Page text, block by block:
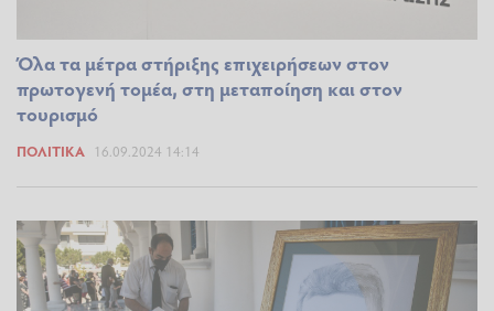
Όλα τα μέτρα στήριξης επιχειρήσεων στον
πρωτογενή τομέα, στη μεταποίηση και στον
τουρισμό
ΠΟΛΙΤΙΚΆ 16.09.2024 14:14